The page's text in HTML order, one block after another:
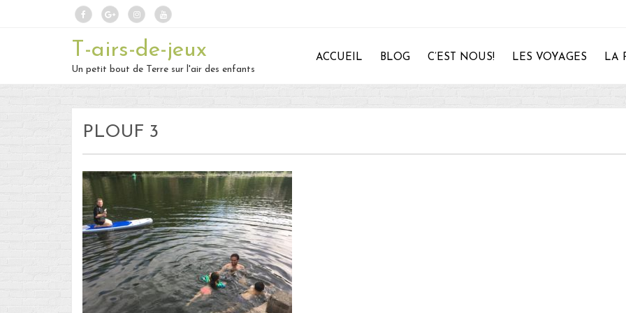
T-airs-de-jeux
Un petit bout de Terre sur l'air des enfants
ACCUEIL BLOG C’EST NOUS! LES VOYAGES LA
PLOUF 3